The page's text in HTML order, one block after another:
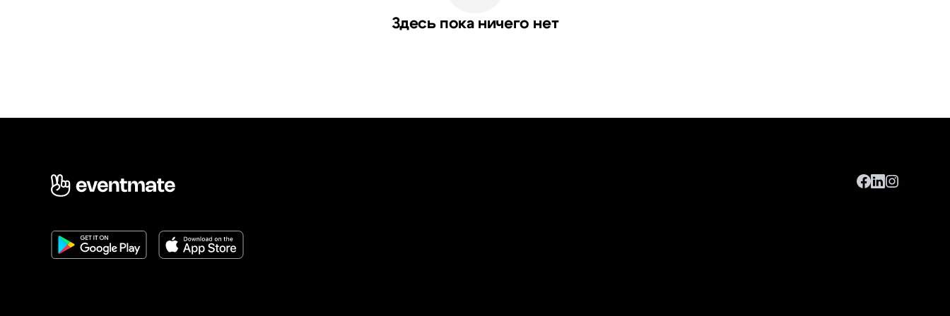
Здесь пока ничего нет